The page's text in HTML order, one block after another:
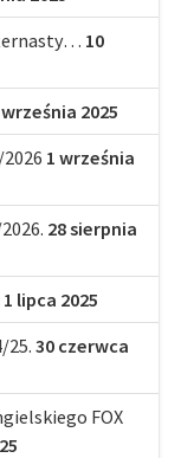
10
września 2025
1 września
28 sierpnia
1 lipca 2025
25. 30 czerwca
FOX